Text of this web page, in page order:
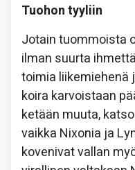
Tuohon tyyliin
Jotain tuommoista
ilman suurta
toimia liikemiehenä
koira karvoistaan
ketään muuta,
vaikka Nixonia ja
kovenivat vallan